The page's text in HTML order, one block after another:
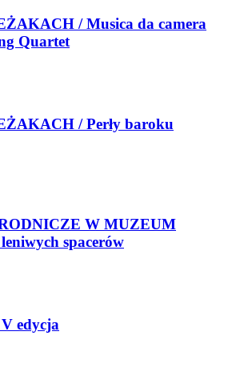
/ Musica da camera
Quartet
/ Perły baroku
W MUZEUM
spacerów
edycja